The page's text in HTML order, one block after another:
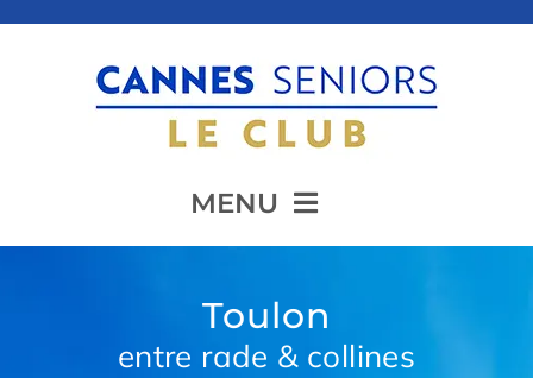
MENU
Toulon
entre rade & collines